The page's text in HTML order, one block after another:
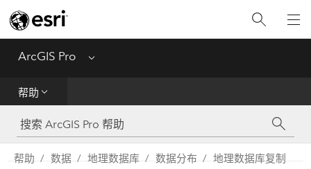
ArcGIS Pro Menu
帮助
工具参考
Python
帮助 数据 地理数据库 数据分布
地理数据库复制